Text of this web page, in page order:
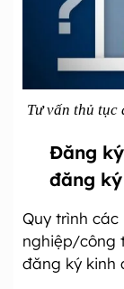
Tư vấn thủ tục
Đăng
đăng
Quy trình
nghiệp/công
đăng ký kinh